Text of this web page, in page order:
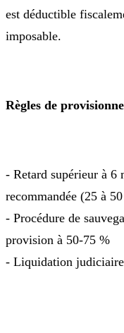
est déductible
imposable.
Règles de
- Retard supérieur à
recommandée (25 à
- Procédure de
provision à 50-75 %
- Liquidation